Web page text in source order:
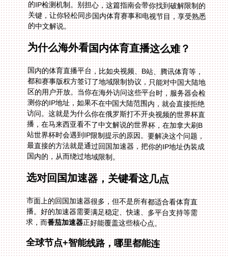
的中文解说。
为什么海外看国内体育直播这么难？
国内的体育直播平台，比如央视频、B站、腾讯体育等，
都和赛事版权方签订了地域限制协议，只能对中国大陆地
区的用户开放。当你在海外访问这些平台时，服务器会检
测你的IP地址，如果不在中国大陆范围内，就会直接拒绝
访问。这就是为什么你在俄罗斯打不开央视频的世界杯直
播，在马来西亚看不了中文解说的世界杯，在加拿大刷B
站世界杯时会遇到IP限制提示的原因。要解决这个问题，
最直接的方法就是通过回国加速器，把你的IP地址伪装成
国内的，从而绕过地域限制。
选对回国加速器，关键看这几点
市面上的回国加速器很多，但不是所有都适合看体育直
播。好的加速器需要满足稳定、快速、多平台支持等需
求，而番茄加速器正好能覆盖这些核心点。
全球节点+智能线路，哪里都能连